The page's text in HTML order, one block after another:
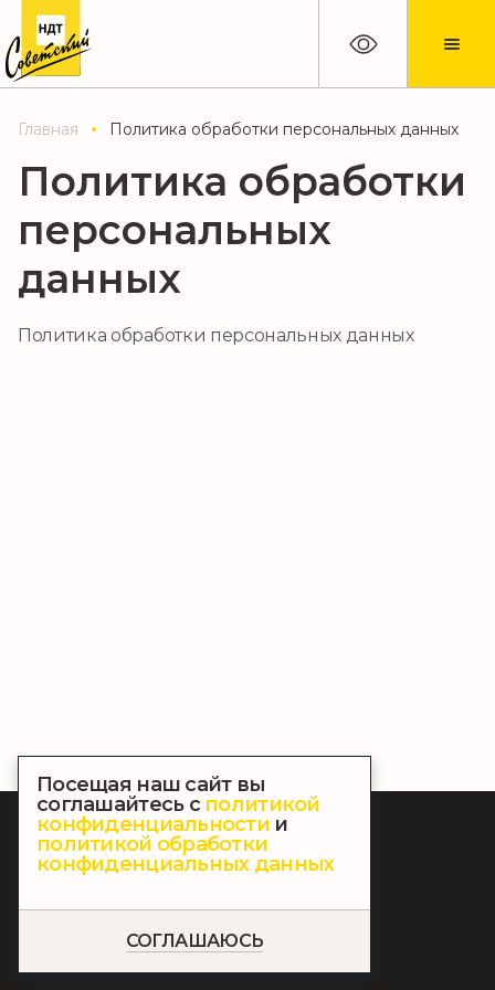
Главная Политика обработки персональных данных
Политика обработки
персональных
данных
Политика обработки персональных данных
© 2026. novdt.ru. Все права защищены
Политика конфиденциальности
Политика обработки персональных данных
Продвижение сайтов
Посещая наш сайт вы
соглашайтесь с политикой
конфиденциальности и
политикой обработки
конфиденциальных данных
СОГЛАШАЮСЬ